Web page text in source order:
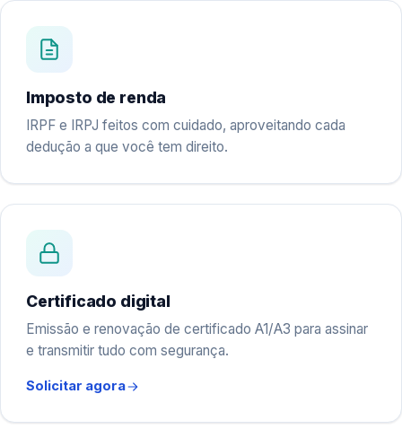
Imposto de renda
IRPF e IRPJ feitos com cuidado, aproveitando cada
dedução a que você tem direito.
Certificado digital
Emissão e renovação de certificado A1/A3 para assinar
e transmitir tudo com segurança.
Solicitar agora